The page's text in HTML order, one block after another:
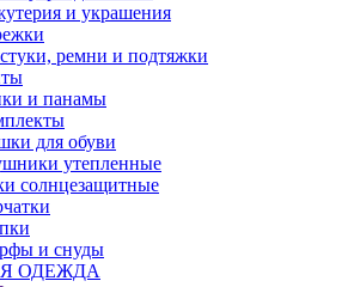
и украшения
ремни и подтяжки
и панамы
для обуви
утепленные
солнцезащитные
и снуды
ОДЕЖДА